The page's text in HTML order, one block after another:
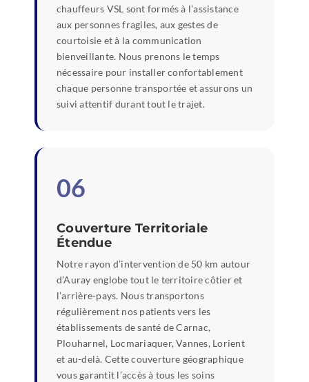
chauffeurs VSL sont formés à l’assistance
aux personnes fragiles, aux gestes de
courtoisie et à la communication
bienveillante. Nous prenons le temps
nécessaire pour installer confortablement
chaque personne transportée et assurons un
suivi attentif durant tout le trajet.
06
Couverture Territoriale
Étendue
Notre rayon d’intervention de 50 km autour
d’Auray englobe tout le territoire côtier et
l’arrière-pays. Nous transportons
régulièrement nos patients vers les
établissements de santé de Carnac,
Plouharnel, Locmariaquer, Vannes, Lorient
et au-delà. Cette couverture géographique
vous garantit l’accès à tous les soins